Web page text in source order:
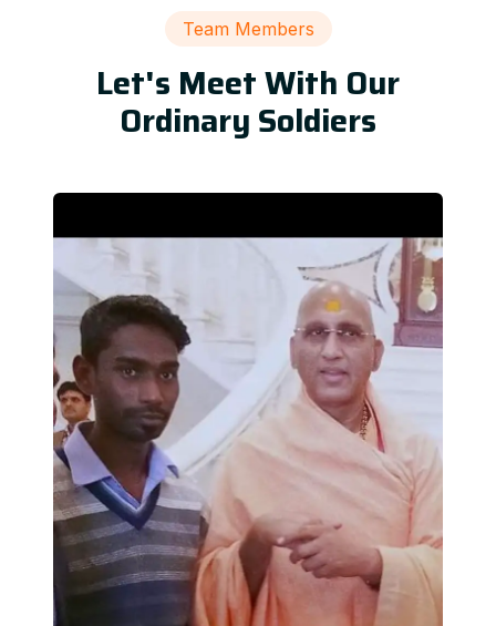
Team Members
Let's Meet With Our
Ordinary Soldiers